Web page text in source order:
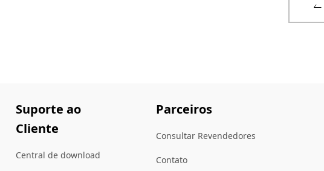
Suporte ao
Cliente
Central de download
Parceiros
Consultar Revendedores
Contato